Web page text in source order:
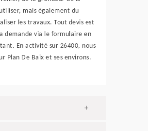
mais également du
les travaux. Tout devis est
demande via le formulaire en
En activité sur 26400, nous
Plan De Baix et ses environs.
+